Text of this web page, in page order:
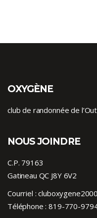
OXYGÈNE
club de randonnée de
NOUS JOINDRE
C.P. 79163
Gatineau QC J8Y 6V2
Courriel :
Téléphone :819-770-